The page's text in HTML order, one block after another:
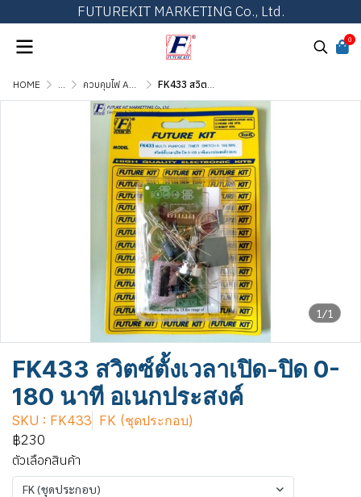
FUTUREKIT MARKETING Co., Ltd.
0
HOME ... ควบคุมไฟ AC ด้วยแสง, เสียง, รีโมท และตั้งเวลา FK433 สวิตซ์ตั้งเวลาเปิด-ปิด 0-180 นาที อเนกประสงค์
1/1
FK433 สวิตซ์ตั้งเวลาเปิด-ปิด 0-
180 นาที อเนกประสงค์
SKU : FK433 FK (ชุดประกอบ)
฿230
ตัวเลือกสินค้า
FK (ชุดประกอบ)